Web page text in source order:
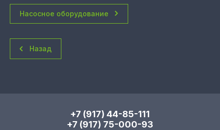
Насосное оборудование
Назад
+7 (917) 44-85-111
+7 (917) 75-000-93